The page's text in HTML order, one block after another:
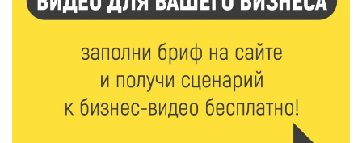
Маткапитал в деле: свыше 1900 тверских семей
оплатили образование детей в 2026 году